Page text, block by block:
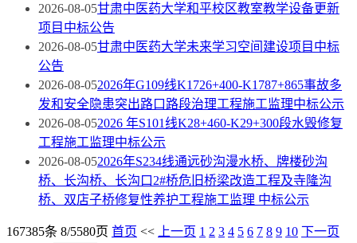
2026-08-05甘肃中医药大学和平校区教室教学设备更新
项目中标公告
2026-08-05甘肃中医药大学未来学习空间建设项目中标
公告
2026-08-052026年G109线K1726+400-K1787+865事故多
发和安全隐患突出路口路段治理工程施工监理中标公示
2026-08-052026 年S101线K28+460-K29+300段水毁修复
工程施工监理中标公示
2026-08-052026年S234线通远砂沟漫水桥、牌楼砂沟
桥、长沟桥、长沟口2#桥危旧桥梁改造工程及寺隆沟
桥、双店子桥修复性养护工程施工监理 中标公示
167385条 8/5580页 首页 << 上一页 1 2 3 4 5 6 7 8 9 10 下一页